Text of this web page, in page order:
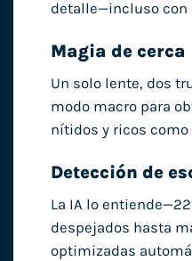
detalle—incluso con
Magia de cerca
Un solo lente, dos
modo macro para
nítidos y ricos como
Detección de
La IA lo
despejados hasta
optimizadas